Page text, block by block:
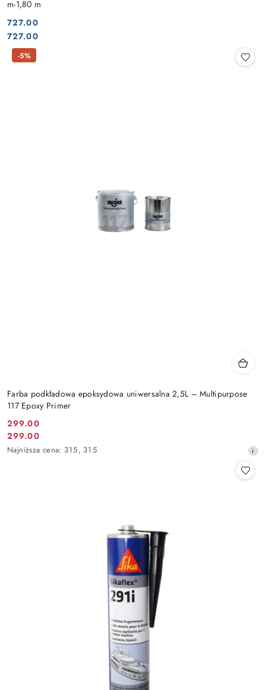
m-1,80 m
Cena:
727.00
Cena:
727.00
Farba podkładowa epoksydowa uniwersalna 2,5L – Multipurpose
117 Epoxy Primer
Cena
promocyjna:
299.00
Cena
promocyjna:
299.00
Najniższa
Najniższa cena: 315, 315
-5%